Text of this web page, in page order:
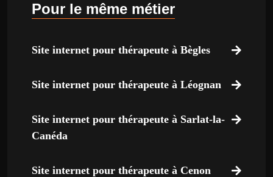
Pour le même métier
Site internet pour thérapeute à Bègles
Site internet pour thérapeute à Léognan
Site internet pour thérapeute à Sarlat-la-
Canéda
Site internet pour thérapeute à Cenon